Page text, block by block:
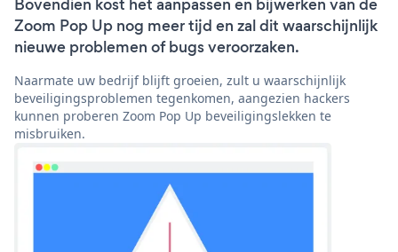
Bovendien kost het aanpassen en bijwerken van de
Zoom Pop Up nog meer tijd en zal dit waarschijnlijk
nieuwe problemen of bugs veroorzaken.
Naarmate uw bedrijf blijft groeien, zult u waarschijnlijk
beveiligingsproblemen tegenkomen, aangezien hackers
kunnen proberen Zoom Pop Up beveiligingslekken te
misbruiken.